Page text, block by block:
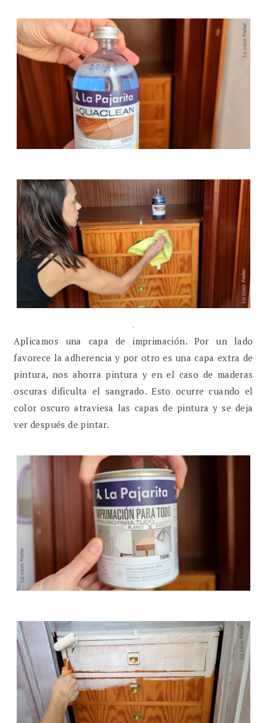
.
Aplicamos una capa de imprimación. Por un lado
favorece la adherencia y por otro es una capa extra de
pintura, nos ahorra pintura y en el caso de maderas
oscuras dificulta el sangrado. Esto ocurre cuando el
color oscuro atraviesa las capas de pintura y se deja
ver después de pintar.